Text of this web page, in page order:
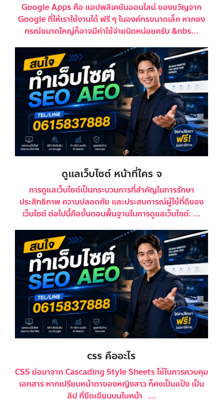
Google Apps คือ แอปพลิเคชันออนไลน์ ของขวัญจาก
Google ที่ให้เราใช้งานได้ ฟรี ๆ ในองค์กรขนาดเล็ก หากอง
กรณ์ขนาดใหญ่ก็อาจมีค่าใช้จ่ายนิดหน่อยครับ &nbs...
ดูแลเว็บไซต์ หน้าที่ใคร จ
การดูแลเว็บไซต์เป็นกระบวนการที่สำคัญในการรักษา
ประสิทธิภาพ ความปลอดภัย และประสบการณ์ผู้ใช้ที่ดีของ
เว็บไซต์ ต่อไปนี้คือขั้นตอนพื้นฐานในการดูแลเว็บไซต์: ...
css คืออะไร
CSS ย่อมาจาก Cascading Style Sheets ใช้ในการควบคุม
เอกสาร หากเปรียบหน้าตาของหญิงสาว ก็คงเป็นแป้ง เป็น
ลิป ที่ขีดเขียนบนใบหน้า ...